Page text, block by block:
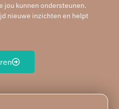
jou kunnen ondersteunen.
nieuwe inzichten en helpt